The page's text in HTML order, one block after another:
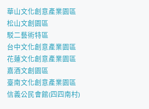
華山文化創意產業園區
松山文創園區
駁二藝術特區
台中文化創意產業園區
花蓮文化創意產業園區
嘉酒文創園區
臺南文化創意產業園區
信義公民會館(四四南村)